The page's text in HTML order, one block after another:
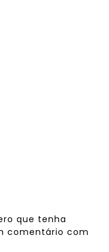
que tenha
comentário com